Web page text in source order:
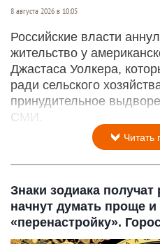
8 августа 2026 в 10:05
Российские власти
жительство у
Джастаса Уолкера,
ради сельского
принудительное
СМИ.
Читать
Знаки зодиака
начнут думать проще и
«перенастройку».